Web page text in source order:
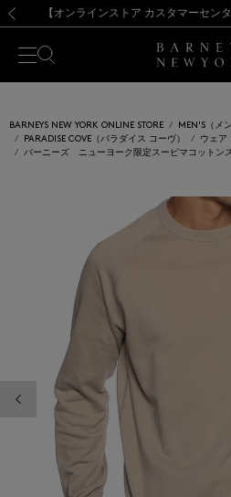
【夏季休業に伴う出荷一時停止
熊本県を中心とした地震の影響によ
【開催中】SUMMER SALEの
【夏季休業に伴う出荷一時停止
BARNEYS NEW YORK ONLINE STORE
MEN'S（メ
PARADISE COVE（パラダイス コーヴ）
ウェア
バーニーズ ニューヨーク限定スーピマコットン
前の画像